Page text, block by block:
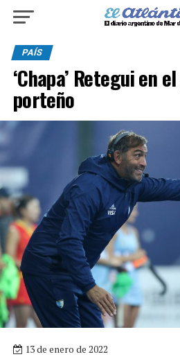
PAÍS
‘Chapa’ Retegui en
porteño
13 de enero de 2022